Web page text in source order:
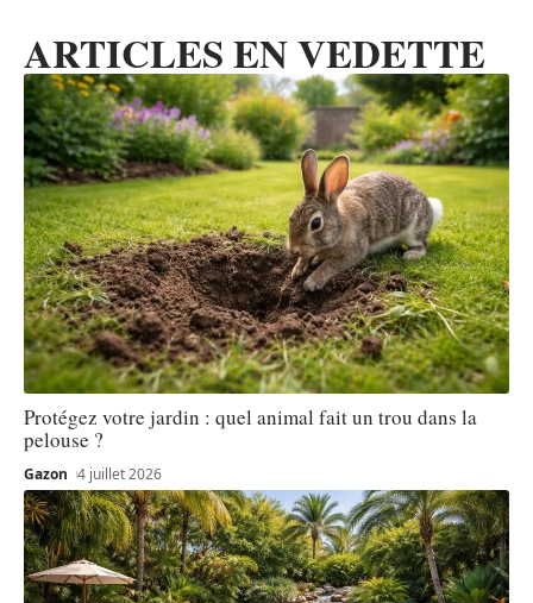
ARTICLES EN VEDETTE
Protégez votre jardin : quel animal fait un trou dans la
pelouse ?
Gazon 4 juillet 2026